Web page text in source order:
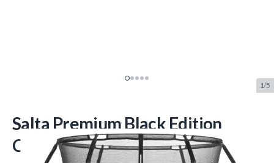
1/5
Salta Premium Black Edition
Combo 305 cm